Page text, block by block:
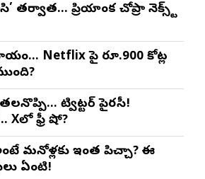
తర్వాత… ప్రియాంక చోప్రా నెక్స్ట్
Netflix పై రూ.900 కోట్ల
తలనొప్పి… ట్విట్టర్ పైరసీ!
ఫ్రీ షో?
మనోళ్లకు ఇంత పిచ్చా? ఈ
ఏంటి!